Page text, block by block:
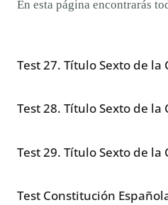
En esta página encontrarás
Test 27. Título Sexto de
Test 28. Título Sexto de
Test 29. Título Sexto de
Test Constitución